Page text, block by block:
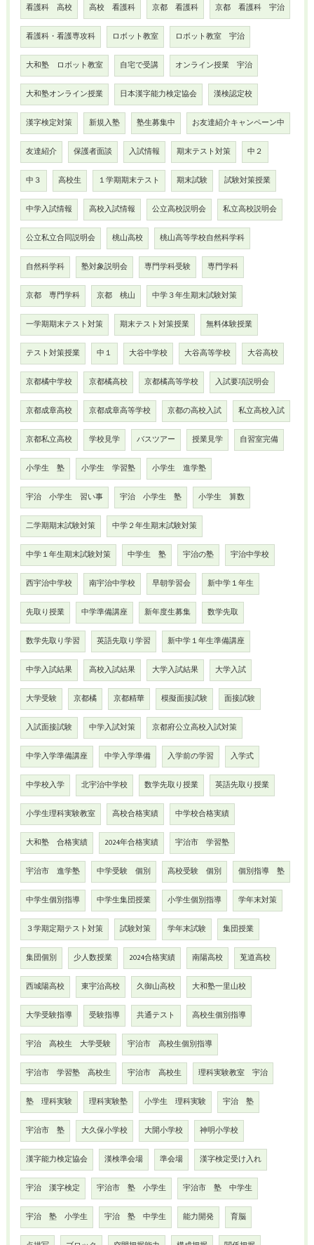
看護科 高校 高校 看護科 京都 看護科 京都 看護科 宇治
看護科・看護専攻科 ロボット教室 ロボット教室 宇治
大和塾 ロボット教室 自宅で受講 オンライン授業 宇治
大和塾オンライン授業 日本漢字能力検定協会 漢検認定校
漢字検定対策 新規入塾 塾生募集中 お友達紹介キャンペーン中
友達紹介 保護者面談 入試情報 期末テスト対策 中２
中３ 高校生 １学期期末テスト 期末試験 試験対策授業
中学入試情報 高校入試情報 公立高校説明会 私立高校説明会
公立私立合同説明会 桃山高校 桃山高等学校自然科学科
自然科学科 塾対象説明会 専門学科受験 専門学科
京都 専門学科 京都 桃山 中学３年生期末試験対策
一学期期末テスト対策 期末テスト対策授業 無料体験授業
テスト対策授業 中１ 大谷中学校 大谷高等学校 大谷高校
京都橘中学校 京都橘高校 京都橘高等学校 入試要項説明会
京都成章高校 京都成章高等学校 京都の高校入試 私立高校入試
京都私立高校 学校見学 バスツアー 授業見学 自習室完備
小学生 塾 小学生 学習塾 小学生 進学塾
宇治 小学生 習い事 宇治 小学生 塾 小学生 算数
二学期期末試験対策 中学２年生期末試験対策
中学１年生期末試験対策 中学生 塾 宇治の塾 宇治中学校
西宇治中学校 南宇治中学校 早朝学習会 新中学１年生
先取り授業 中学準備講座 新年度生募集 数学先取
数学先取り学習 英語先取り学習 新中学１年生準備講座
中学入試結果 高校入試結果 大学入試結果 大学入試
大学受験 京都橘 京都精華 模擬面接試験 面接試験
入試面接試験 中学入試対策 京都府公立高校入試対策
中学入学準備講座 中学入学準備 入学前の学習 入学式
中学校入学 北宇治中学校 数学先取り授業 英語先取り授業
小学生理科実験教室 高校合格実績 中学校合格実績
大和塾 合格実績 2024年合格実績 宇治市 学習塾
宇治市 進学塾 中学受験 個別 高校受験 個別 個別指導 塾
中学生個別指導 中学生集団授業 小学生個別指導 学年末対策
３学期定期テスト対策 試験対策 学年末試験 集団授業
集団個別 少人数授業 2024合格実績 南陽高校 莵道高校
西城陽高校 東宇治高校 久御山高校 大和塾一里山校
大学受験指導 受験指導 共通テスト 高校生個別指導
宇治 高校生 大学受験 宇治市 高校生個別指導
宇治市 学習塾 高校生 宇治市 高校生 理科実験教室 宇治
塾 理科実験 理科実験塾 小学生 理科実験 宇治 塾
宇治市 塾 大久保小学校 大開小学校 神明小学校
漢字能力検定協会 漢検準会場 準会場 漢字検定受け入れ
宇治 漢字検定 宇治市 塾 小学生 宇治市 塾 中学生
宇治 塾 小学生 宇治 塾 中学生 能力開発 育脳